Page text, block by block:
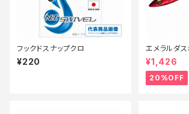
フックドスナップクロ
¥220
エメラルダ
【特価ルアー】
¥1,426
20%OFF